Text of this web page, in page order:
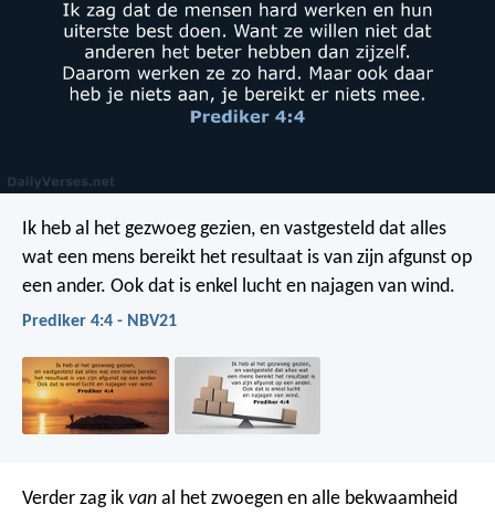
Ik heb al het gezwoeg gezien, en vastgesteld dat alles
wat een mens bereikt het resultaat is van zijn afgunst op
een ander. Ook dat is enkel lucht en najagen van wind.
Prediker 4:4 - NBV21
Verder zag ik van al het zwoegen en alle bekwaamheid